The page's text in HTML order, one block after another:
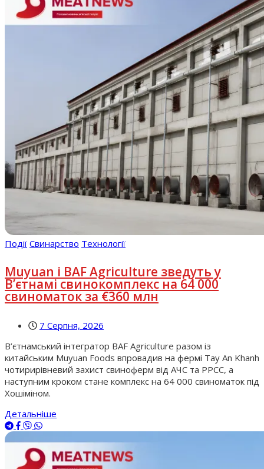
Події Свинарство Технології
Muyuan і BAF Agriculture зведуть у
В’єтнамі свинокомплекс на 64 000
свиноматок за €360 млн
7 Серпня, 2026
В’єтнамський інтегратор BAF Agriculture разом із
китайським Muyuan Foods впровадив на фермі Tay An Khanh
чотирирівневий захист свиноферм від АЧС та РРСС, а
наступним кроком стане комплекс на 64 000 свиноматок під
Хошіміном.
Детальніше